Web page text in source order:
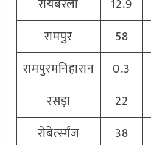
रायबरेली
12.9
रामपुर
58
रामपुरमनिहारान
0.3
रसड़ा
22
रोबेर्त्स्गंज
38